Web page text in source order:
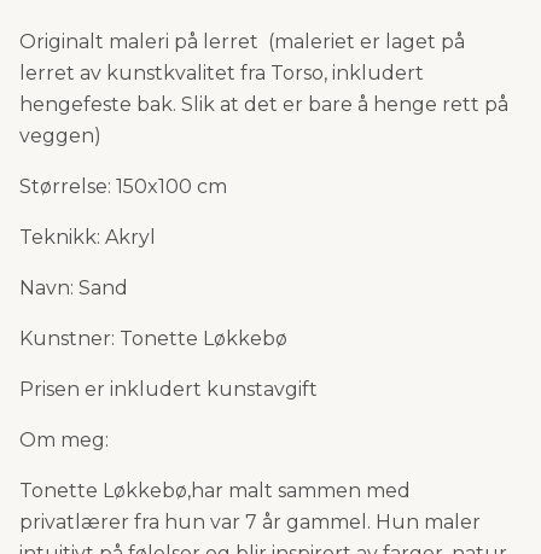
Originalt maleri på lerret (maleriet er laget på
lerret av kunstkvalitet fra Torso, inkludert
hengefeste bak. Slik at det er bare å henge rett på
veggen)
Størrelse: 150x100 cm
Teknikk: Akryl
Navn: Sand
Kunstner: Tonette Løkkebø
Prisen er inkludert kunstavgift
Om meg:
Tonette Løkkebø,har malt sammen med
privatlærer fra hun var 7 år gammel. Hun maler